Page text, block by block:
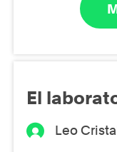
El
Leo